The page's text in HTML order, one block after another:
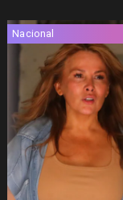
Nacional